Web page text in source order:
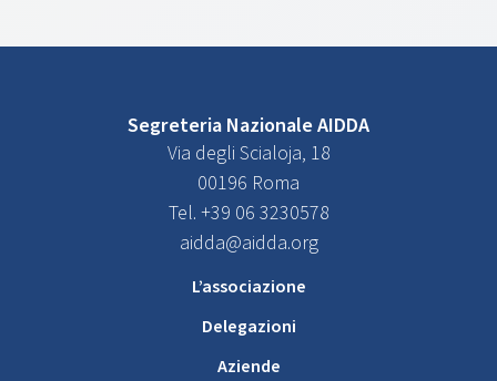
Segreteria Nazionale AIDDA
Via degli Scialoja, 18
00196 Roma
Tel. +39 06 3230578
aidda@aidda.org
L’associazione
Delegazioni
Aziende